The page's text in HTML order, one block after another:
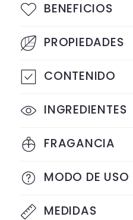
BENEFICIOS
PROPIEDADES
CONTENIDO
INGREDIENTES
FRAGANCIA
MODO DE USO
MEDIDAS